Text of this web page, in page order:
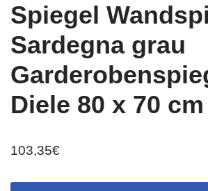
Spiegel
Sardegna grau
Diele 80 x 70
103,35€